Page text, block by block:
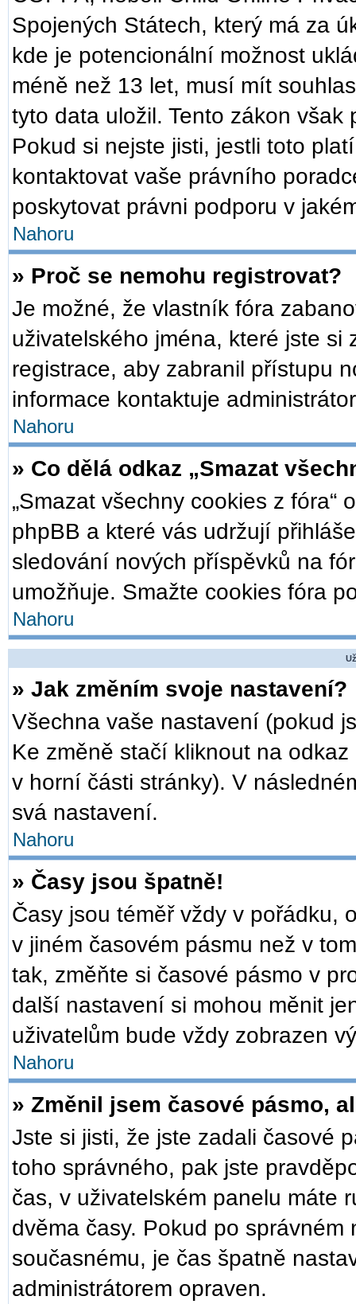
Spojených Státech, který má za
kde je potencionální možnost
méně než 13 let, musí mít
tyto data uložil. Tento zákon
Pokud si nejste jisti, jestli toto
kontaktovat vaše právního
poskytovat právni podporu v
Nahoru
» Proč se nemohu registrovat?
Je možné, že vlastník fóra
uživatelského jména, které jste si
registrace, aby zabranil přístupu
informace kontaktuje
Nahoru
» Co dělá odkaz „Smazat
„Smazat všechny cookies z
phpBB a které vás udržují
sledování nových příspěvků na
umožňuje. Smažte cookies fóra
Nahoru
» Jak změním svoje nastavení?
Všechna vaše nastavení (pokud
Ke změně stačí kliknout na odkaz
v horní části stránky). V
svá nastavení.
Nahoru
» Časy jsou špatně!
Časy jsou téměř vždy v pořádku,
v jiném časovém pásmu než v
tak, změňte si časové pásmo v
další nastavení si mohou měnit
uživatelům bude vždy zobrazen
Nahoru
» Změnil jsem časové pásmo,
Jste si jisti, že jste zadali časové
toho správného, pak jste
čas, v uživatelském panelu máte
dvěma časy. Pokud po
současnému, je čas špatně
administrátorem opraven.